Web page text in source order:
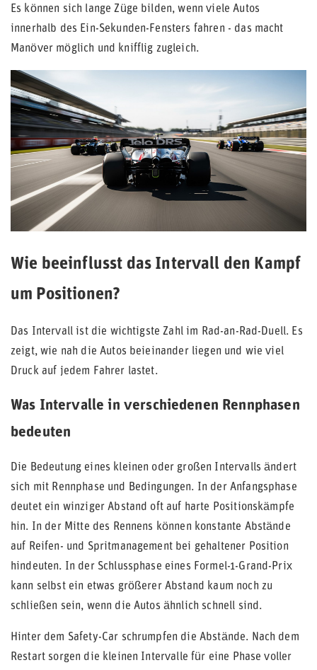
Es können sich lange Züge bilden, wenn viele Autos
innerhalb des Ein-Sekunden-Fensters fahren - das macht
Manöver möglich und knifflig zugleich.
Wie beeinflusst das Intervall den Kampf
um Positionen?
Das Intervall ist die wichtigste Zahl im Rad-an-Rad-Duell. Es
zeigt, wie nah die Autos beieinander liegen und wie viel
Druck auf jedem Fahrer lastet.
Was Intervalle in verschiedenen Rennphasen
bedeuten
Die Bedeutung eines kleinen oder großen Intervalls ändert
sich mit Rennphase und Bedingungen. In der Anfangsphase
deutet ein winziger Abstand oft auf harte Positionskämpfe
hin. In der Mitte des Rennens können konstante Abstände
auf Reifen- und Spritmanagement bei gehaltener Position
hindeuten. In der Schlussphase eines Formel-1-Grand-Prix
kann selbst ein etwas größerer Abstand kaum noch zu
schließen sein, wenn die Autos ähnlich schnell sind.
Hinter dem Safety-Car schrumpfen die Abstände. Nach dem
Restart sorgen die kleinen Intervalle für eine Phase voller